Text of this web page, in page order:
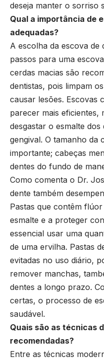
deseja manter o sorriso
Qual a importância de
adequadas?
A escolha da escova de
passos para uma
cerdas macias são
dentistas, pois limpam
causar lesões. Escovas
parecer mais eficientes,
desgastar o esmalte
gengival. O tamanho da
importante; cabeças
dentes do fundo de
Como comenta o Dr.
dente também
Pastas que contêm
esmalte e a proteger
essencial usar uma
de uma ervilha. Pastas
evitadas no uso diário,
remover manchas,
dentes a longo prazo.
certas, o processo de
saudável.
Quais são as técnicas
recomendadas?
Entre as técnicas